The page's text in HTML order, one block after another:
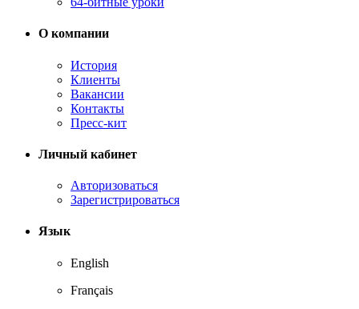
О компании
История
Клиенты
Вакансии
Контакты
Пресс-кит
Личный кабинет
Авторизоваться
Зарегистрироваться
Язык
English
Français